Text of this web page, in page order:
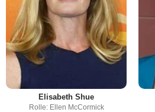
Elisabeth Shue
Rolle: Ellen McCormick